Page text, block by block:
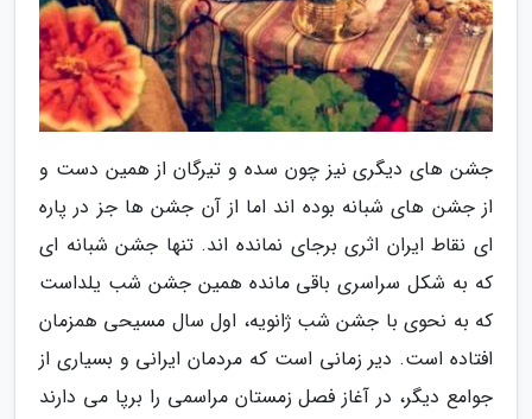
جشن های دیگری نیز چون سده و تیرگان از همین دست و
از جشن های شبانه بوده اند اما از آن جشن ها جز در پاره
ای نقاط ایران اثری برجای نمانده اند. تنها جشن شبانه ای
که به شکل سراسری باقی مانده همین جشن شب یلداست
که به نحوی با جشن شب ژانویه، اول سال مسیحی همزمان
افتاده است. دیر زمانی است که مردمان ایرانی و بسیاری از
جوامع دیگر، در آغاز فصل زمستان مراسمی را برپا می دارند